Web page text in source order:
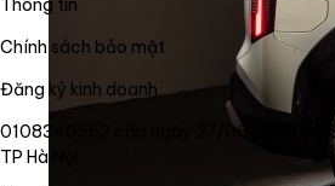
Chính sách bảo mật
Đăng ký kinh doanh
0108340562 cấp ngày 27/06/2018 bởi
TP Hà Nội